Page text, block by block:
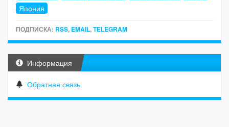
Япония
ПОДПИСКА: RSS, EMAIL,TELEGRAM
Информация
Обратная связь